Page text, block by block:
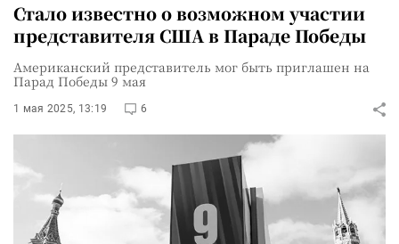
Стало известно о возможном участии
представителя США в Параде Победы
Американский представитель мог быть приглашен на
Парад Победы 9 мая
1 мая 2025, 13:19 6